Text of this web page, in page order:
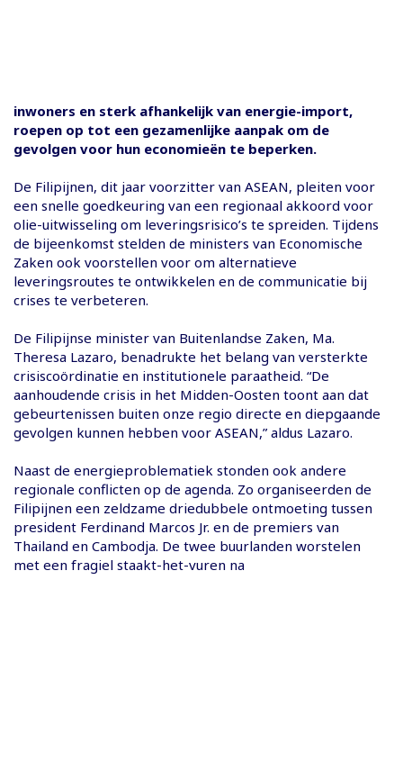
inwoners en sterk afhankelijk van energie-import,
roepen op tot een gezamenlijke aanpak om de
gevolgen voor hun economieën te beperken.
De Filipijnen, dit jaar voorzitter van ASEAN, pleiten voor
een snelle goedkeuring van een regionaal akkoord voor
olie-uitwisseling om leveringsrisico’s te spreiden. Tijdens
de bijeenkomst stelden de ministers van Economische
Zaken ook voorstellen voor om alternatieve
leveringsroutes te ontwikkelen en de communicatie bij
crises te verbeteren.
De Filipijnse minister van Buitenlandse Zaken, Ma.
Theresa Lazaro, benadrukte het belang van versterkte
crisiscoördinatie en institutionele paraatheid. “De
aanhoudende crisis in het Midden-Oosten toont aan dat
gebeurtenissen buiten onze regio directe en diepgaande
gevolgen kunnen hebben voor ASEAN,” aldus Lazaro.
Naast de energieproblematiek stonden ook andere
regionale conflicten op de agenda. Zo organiseerden de
Filipijnen een zeldzame driedubbele ontmoeting tussen
president Ferdinand Marcos Jr. en de premiers van
Thailand en Cambodja. De twee buurlanden worstelen
met een fragiel staakt-het-vuren na